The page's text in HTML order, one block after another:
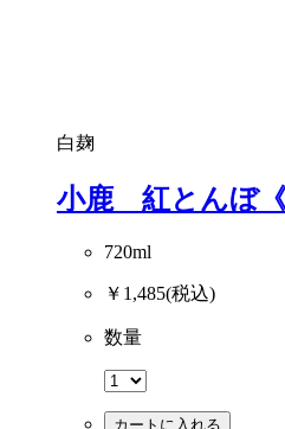
白麹
小鹿 紅とんぼ《
720ml
￥1,485(税込)
数量
カートに入れる